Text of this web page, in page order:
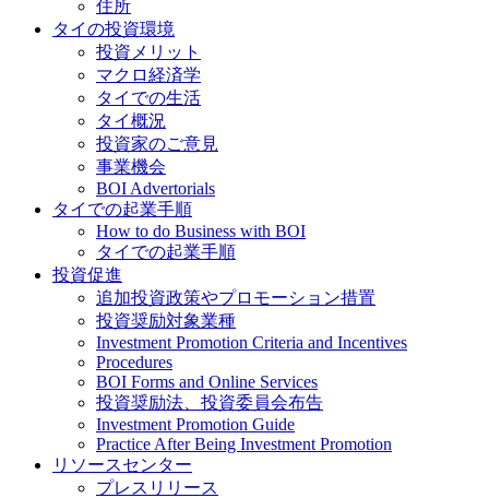
住所
タイの投資環境
投資メリット
マクロ経済学
タイでの生活
タイ概況
投資家のご意見
事業機会
BOI Advertorials
タイでの起業手順
How to do Business with BOI
タイでの起業手順
投資促進
追加投資政策やプロモーション措置
投資奨励対象業種
Investment Promotion Criteria and Incentives
Procedures
BOI Forms and Online Services
投資奨励法、投資委員会布告
Investment Promotion Guide
Practice After Being Investment Promotion
リソースセンター
プレスリリース